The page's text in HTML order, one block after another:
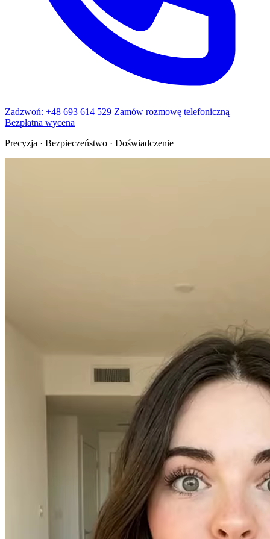
Zadzwoń: +48 693 614 529 Zamów rozmowę telefoniczną
Bezpłatna wycena
Precyzja · Bezpieczeństwo · Doświadczenie